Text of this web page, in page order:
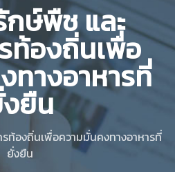
ษ์พืช และ
ท้องถิ่นเพื่อ
ทางอาหารที่
ยืน
ท้องถิ่นเพื่อความมั่นคงทางอาหารที่
ยั่งยืน